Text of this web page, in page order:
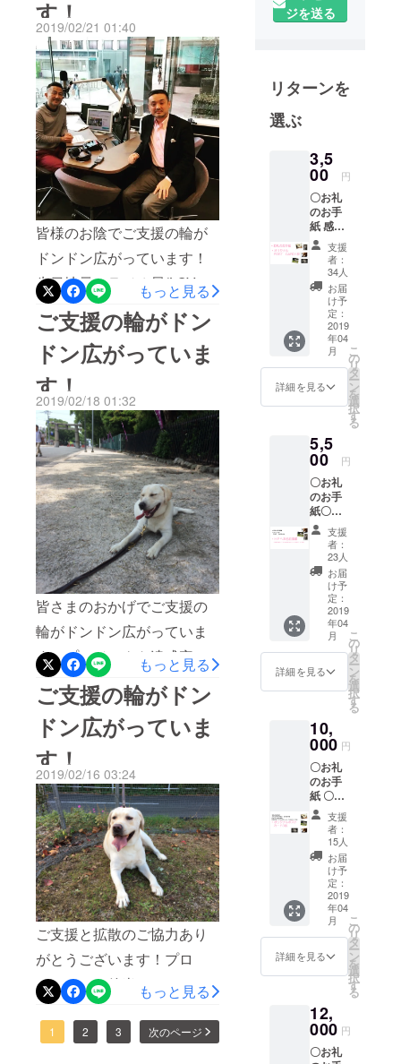
ので、引き続き皆様のご支
援とご協力をお願いしま
す！
す！
2019/02/21 01:40
皆様のお陰でご支援の輪が
ドンドン広がっています！
先日地元のラジオ局(LOVE
FM)から出演依頼がきまし
て、早速出演してきまし
た！リスナーの方からの反
響もよく、我々の活動を
知ってもらう良い機会でし
た！ペットの殺処分に関し
ては皆さん問題意識は持っ
ているけど、果たしてどう
やって解決したら良いのか
分からないという事が現実
です。問題解決するにはど
こでその対策を打つのか！
という事ですが、出口の部
分では様々な策を取ってい
るところはありますが、
我々は入口から対策を打つ
やり方です！とにかく飼い
主が責任ある飼い方さえす
れば、最悪の事態はある程
度免れるはずです！プロ
ジェクトも残りわずかとな
りましたが、引き続きご支
援のほどよろしくお願いし
ます！
もっと見る
ご支援の輪がドン
ドン広がっていま
す！
2019/02/18 01:32
皆さまのおかげでご支援の
輪がドンドン広がっていま
す！プロジェクト達成率は
21%ですが、Facebookの
シェア数は1270件を超えて
います！団体としては少し
でも多くの資金が集まれば
運営がしやすくなるので、
とても有り難い事ですが、
それよりも、沢山の方に
我々の活動内容をご理解頂
き、そして認知してもらう
事も、とても有り難いで
す！プロジェクトも残すと
ころ、あと10日です！最後
まで一人でも多くの理解者
を増やすために頑張ります
ので、皆さんのお力もお貸
もっと見る
ご支援の輪がドン
ドン広がっていま
す！
2019/02/16 03:24
ご支援と拡散のご協力あり
がとうございます！プロ
ジェクトも後半になりまし
たが、引き続きご協力お願
いします！2月19日には地元
もっと見る
1 2 3 次のページ
2015年12月
しい家族と
なり、ペッ
トに関する
様々な問題
が気になり
始めまし
た。そして
いつしか、
自分にでき
ることはな
いだろうか
と考え出し
て、2017年
11月にNPO
法人ピーサ
ポネットを
設立し、
福岡市から
公益認定法
人の証とな
る証となる
認定NPO法
人として認
定を受け
て、全国に
「ラブポチ
信託®」を普
及していま
す。
動を通し
て、人と
ペットが心
豊かに生活
できる環境
が広まる事
を切に願っ
ています。
ジを送る
リターンを
選ぶ
3,5
00 円
〇お礼
のお手
紙 感謝
を込め
たお手
紙をを
送らせ
ていた
だきま
す。更
にピー
サポ
ネット
オリジ
ナルポ
スト
を同封
させて
いただ
きま
す。 ※
リター
ンは複
数口、
又は他
のリ
ターン
と組み
合わせ
てのご
支援が
可能で
す。
支援
者：
34人
お届
け予
定：
2019
年04
月
詳細を見る
こ
の
リ
タ
ー
ン
を
選
択
す
る
5,5
00 円
〇お礼
のお手
紙〇オ
リジナ
ルポス
トカー
ド1枚〇
ピーサ
ポネッ
トのサ
ポー
ターと
してＨ
Ｐにお
名前を
掲載
クネー
ム可）
〇活動
ＨＰや
ブログ
へリン
ク掲載
（保護
団体様
やワン
ちゃん
サーク
ル・猫
ちゃん
サーク
ル可）
※ニック
は、必
ず備考
欄にご
希望の
支援
者：
23人
お届
け予
定：
2019
年04
月
詳細を見る
こ
の
リ
タ
ー
ン
を
選
択
す
る
10,
000 円
〇お礼
のお手
紙 〇オ
リジナ
ルポス
トカー
ド1枚
〇ピー
サポ
ネット
のサ
ポー
ターと
してＨ
Ｐにお
名前を
（ニッ
クネー
ム可）
〇活動
支援
者：
15人
お届
け予
定：
2019
年04
月
詳細を見る
こ
の
リ
タ
ー
ン
を
選
択
す
る
12,
000 円
〇お礼